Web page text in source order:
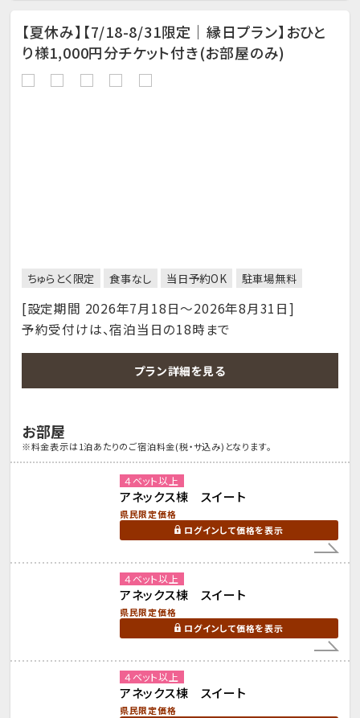
【夏休み】【7/18-8/31限定｜縁日プラン】おひと
り様1,000円分チケット付き(お部屋のみ)
ちゅらとく限定 食事なし 当日予約OK 駐車場無料
[設定期間 2026年7月18日～2026年8月31日]
予約受付けは、宿泊当日の18時まで
プラン詳細を見る
お部屋
※料金表示は1泊あたりのご宿泊料金(税・サ込み)となります。
４ベット以上
アネックス棟 スイート
県民限定価格
ログインして価格を表示
４ベット以上
アネックス棟 スイート
県民限定価格
ログインして価格を表示
４ベット以上
アネックス棟 スイート
県民限定価格